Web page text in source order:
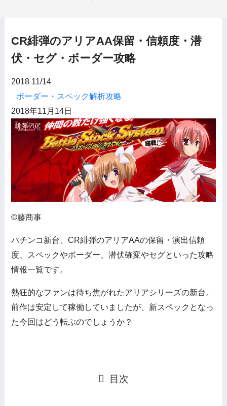
CR緋弾のアリアAA保留・信頼度・潜
伏・セグ・ボーダー攻略
2018 11/14
ボーダー・スペック解析攻略
2018年11月14日
©藤商事
パチンコ新台、CR緋弾のアリアAAの保留・演出信頼
度、スペックやボーダー、潜伏確変やセグといった攻略
情報一覧です。
熱狂的なファンは待ち焦がれたアリアシリーズの新台。
前作は安定して稼働していましたが、新スペックとなっ
た今回はどう転ぶのでしょうか？
目次